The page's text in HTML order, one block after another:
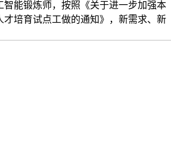
智能锻炼师，按照《关于进一步加强本
才培育试点工做的通知》，新需求、新